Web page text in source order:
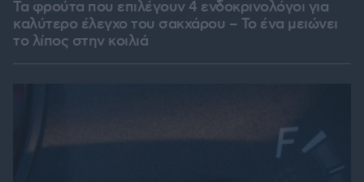
Τα φρούτα που επιλέγουν 4 ενδοκρινολόγοι για
καλύτερο έλεγχο του σακχάρου – Το ένα μειώνει
το λίπος στην κοιλιά